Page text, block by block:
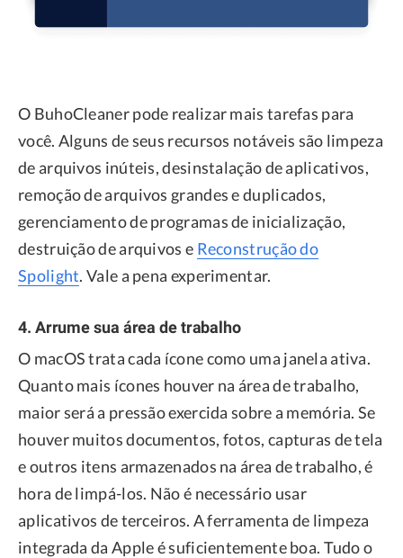
O BuhoCleaner pode realizar mais tarefas para
você. Alguns de seus recursos notáveis são limpeza
de arquivos inúteis, desinstalação de aplicativos,
remoção de arquivos grandes e duplicados,
gerenciamento de programas de inicialização,
destruição de arquivos e Reconstrução do
Spolight. Vale a pena experimentar.
4. Arrume sua área de trabalho
O macOS trata cada ícone como uma janela ativa.
Quanto mais ícones houver na área de trabalho,
maior será a pressão exercida sobre a memória. Se
houver muitos documentos, fotos, capturas de tela
e outros itens armazenados na área de trabalho, é
hora de limpá-los. Não é necessário usar
aplicativos de terceiros. A ferramenta de limpeza
integrada da Apple é suficientemente boa. Tudo o